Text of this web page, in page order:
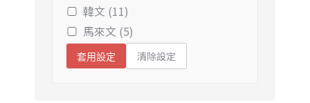
韓文 (11)
馬來文 (5)
套用設定 清除設定